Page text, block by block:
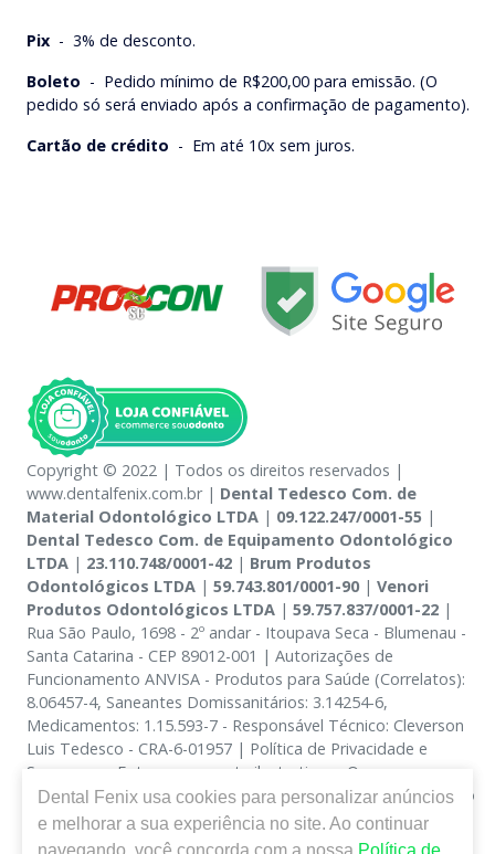
Pix - 3% de desconto.
Boleto - Pedido mínimo de R$200,00 para emissão. (O
pedido só será enviado após a confirmação de pagamento).
Cartão de crédito - Em até 10x sem juros.
Copyright © 2022 | Todos os direitos reservados |
www.dentalfenix.com.br | Dental Tedesco Com. de
Material Odontológico LTDA | 09.122.247/0001-55 |
Dental Tedesco Com. de Equipamento Odontológico
LTDA | 23.110.748/0001-42 | Brum Produtos
Odontológicos LTDA | 59.743.801/0001-90| Venori
Produtos Odontológicos LTDA | 59.757.837/0001-22 |
Rua São Paulo, 1698 - 2º andar - Itoupava Seca - Blumenau -
Santa Catarina - CEP 89012-001 | Autorizações de
Funcionamento ANVISA - Produtos para Saúde (Correlatos):
8.06457-4, Saneantes Domissanitários: 3.14254-6,
Medicamentos: 1.15.593-7 - Responsável Técnico: Cleverson
Luis Tedesco - CRA-6-01957 | Política de Privacidade e
Segurança - Fotos meramente ilustrativas - Os preços e
condições da loja virtual estão sujeitos a alterações. Em caso
de divergência de preços no site, o valor válido é o do
Carrinho de Compra. Não vendemos por atacado, por isso
Dental Fenix usa cookies para personalizar anúncios
e melhorar a sua experiência no site. Ao continuar
navegando, você concorda com a nossa Política de